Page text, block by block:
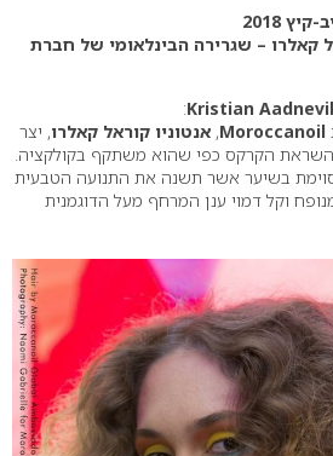
קאלרו – שגרירה הבינלאומי של חברת
Kristian
:
, אנטוניו קוראל קאלרו, יצר
הקרקס כפי שהוא משתקף בקולקציה.
בשיער אשר תשנה את התנועה הטבעית
וקל דמוי ענן המרחף מעל הדוגמנית